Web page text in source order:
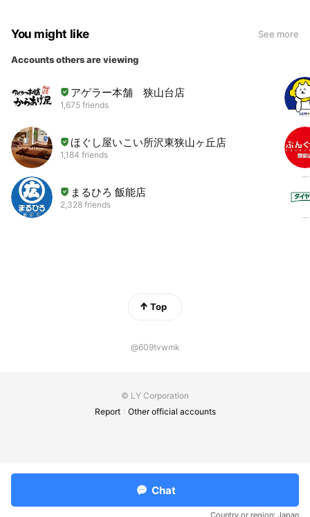
You might like See more
Accounts others are viewing
アゲラー本舗 狭山台店
1,675 friends
ほぐし屋いこい所沢東狭山ヶ丘店
1,184 friends
まるひろ 飯能店
2,328 friends
Top
@609tvwmk
© LY Corporation
Report
Other official accounts
Chat
Country or region: Japan